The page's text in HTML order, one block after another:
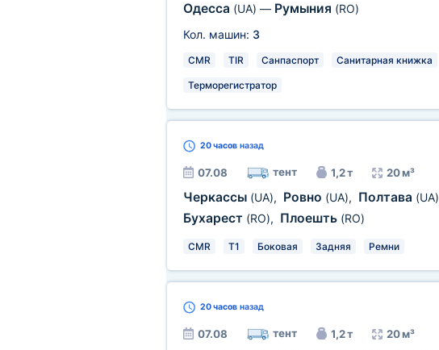
Одесса (UA) — Румыния (RO)
Кол. машин: 3
CMR TIR Санпаспорт Санитарная книжка
Терморегистратор
20 часовназад
07.08 тент 1,2 т 20 м³
Черкассы (UA), Ровно (UA), Полтава (UA)
Бухарест (RO), Плоешть (RO)
CMR T1 Боковая Задняя Ремни
20 часовназад
07.08 тент 1,2 т 20 м³